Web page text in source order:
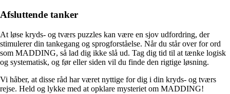
Afsluttende tanker
At løse kryds- og tværs puzzles kan være en sjov udfordring, der
stimulerer din tankegang og sprogforståelse. Når du står over for ord
som MADDING, så lad dig ikke slå ud. Tag dig tid til at tænke logisk
og systematisk, og før eller siden vil du finde den rigtige løsning.
Vi håber, at disse råd har været nyttige for dig i din kryds- og tværs
rejse. Held og lykke med at opklare mysteriet om MADDING!